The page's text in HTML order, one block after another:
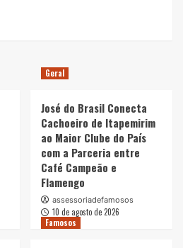
Geral
José do Brasil Conecta
Cachoeiro de Itapemirim
ao Maior Clube do País
com a Parceria entre
Café Campeão e
Flamengo
assessoriadefamosos
10 de agosto de 2026
Famosos